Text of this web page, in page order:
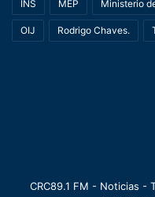
INS MEP Ministerio
OIJ Rodrigo Chaves.
CRC89.1 FM - Noticias -